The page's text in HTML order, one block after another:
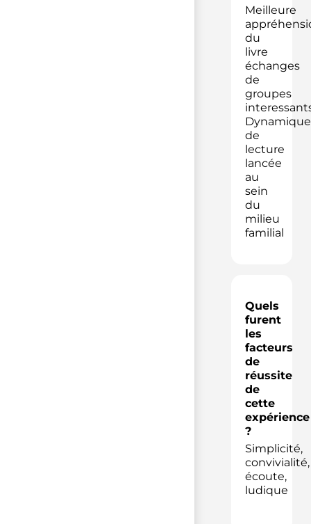
Meilleure
du
livre
échanges
de
groupes
Dynamique
de
lecture
lancée
au
sein
du
milieu
familial
Quels
furent
les
facteurs
de
réussite
de
cette
expérience
?
Simplicité,
convivialité,
écoute,
ludique